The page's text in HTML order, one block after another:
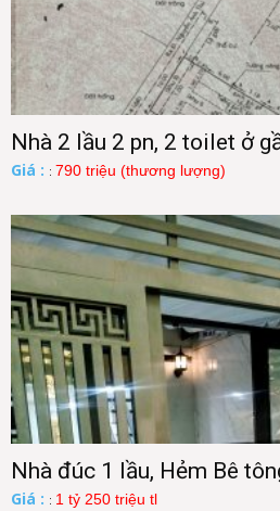
Nhà 2 lầu 2 pn, 2 toilet ở
Giá : : 790 triệu (thương lượng)
Nhà đúc 1 lầu, Hẻm Bê
Giá : : 1 tỷ 250 triệu tl